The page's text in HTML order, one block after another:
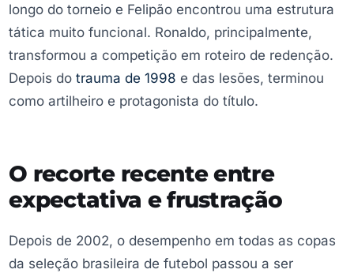
longo do torneio e Felipão encontrou uma estrutura
tática muito funcional. Ronaldo, principalmente,
transformou a competição em roteiro de redenção.
Depois do trauma de 1998 e das lesões, terminou
como artilheiro e protagonista do título.
O recorte recente entre
expectativa e frustração
Depois de 2002, o desempenho em todas as copas
da seleção brasileira de futebol passou a ser